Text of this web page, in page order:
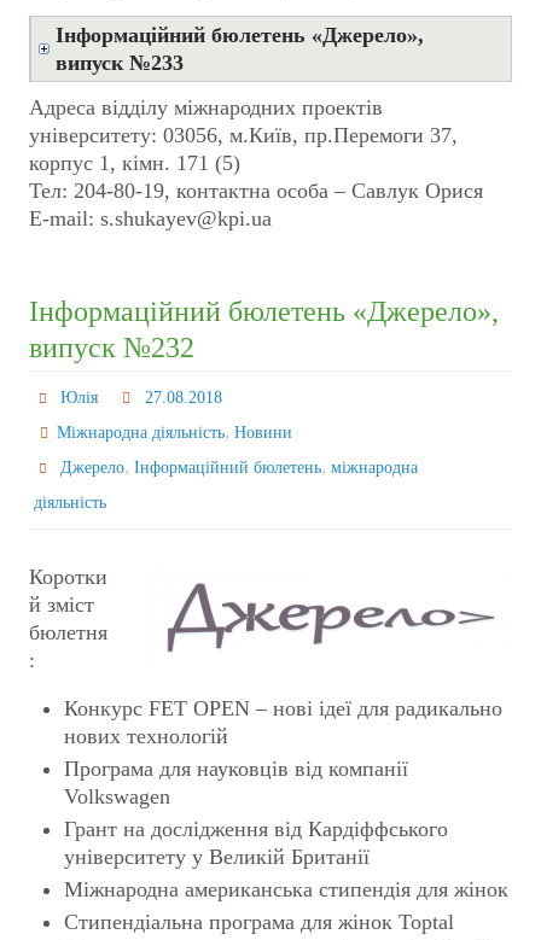
Інформаційний бюлетень «Джерело»,
випуск №233
Адреса відділу міжнародних проектів
університету: 03056, м.Київ, пр.Перемоги 37,
корпус 1, кiмн. 171 (5)
Тел: 204-80-19, контактна особа – Савлук Орися
E-mail: s.shukayev@kpi.ua
Інформаційний бюлетень «Джерело»,
випуск №232
Юлія
27.08.2018
Міжнародна діяльність,Новини
Джерело,Інформаційний бюлетень,міжнародна
діяльність
Коротки
й зміст
бюлетня
:
Конкурс FET OPEN – нові ідеї для радикально
нових технологій
Програма для науковців від компанії
Volkswagen
Грант на дослідження від Кардіффського
університету у Великій Британії
Міжнародна американська стипендія для жінок
Стипендіальна програма для жінок Toptal